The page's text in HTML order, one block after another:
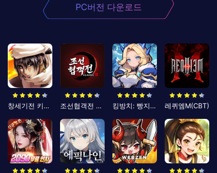
PC버전 다운로드
창세기전 키우기 조선협객전 클래식 킹방치: 빵지의 제왕 레퀴엠M(CBT)